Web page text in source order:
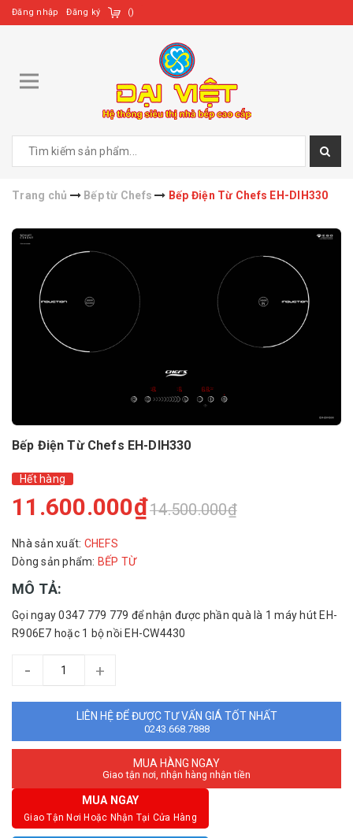
Đăng nhập Đăng ký ()
Trang chủ Bếp từ Chefs Bếp Điện Từ Chefs EH-DIH330
Bếp Điện Từ Chefs EH-DIH330
Hết hàng
11.600.000₫14.500.000₫
Nhà sản xuất: CHEFS
Dòng sản phẩm: BẾP TỪ
MÔ TẢ:
Gọi ngay 0347 779 779 để nhận được phần quà là 1 máy hút EH-
R906E7 hoặc 1 bộ nồi EH-CW4430
- +
LIÊN HỆ ĐỂ ĐƯỢC TƯ VẤN GIÁ TỐT NHẤT
0243.668.7888
MUA HÀNG NGAY
Giao tận nơi, nhận hàng nhận tiền
MUA NGAY
Giao Tận Nơi Hoặc Nhận Tại Cửa Hàng